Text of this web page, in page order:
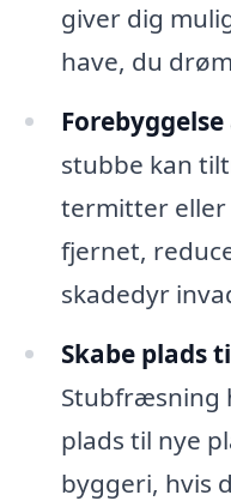
giver dig
have, du
stubbe kan
termitter eller
fjernet,
skadedyr
Skabe plads
Stubfræsning
plads til nye
byggeri, hvis